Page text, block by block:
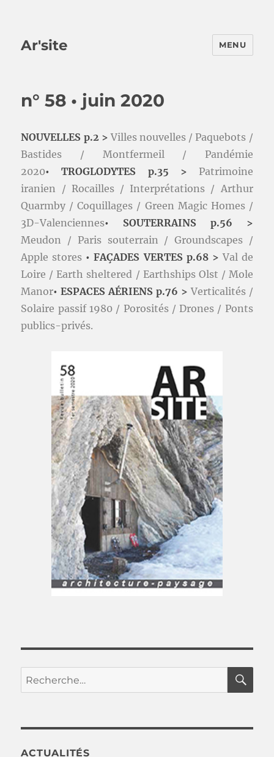
Ar'site MENU
n° 58 • juin 2020
NOUVELLES p.2 >Villes nouvelles / Paquebots /
Bastides / Montfermeil / Pandémie
2020• TROGLODYTES p.35 > Patrimoine
iranien / Rocailles / Interprétations / Arthur
Quarmby / Coquillages / Green Magic Homes /
3D-Valenciennes• SOUTERRAINS p.56 >
Meudon / Paris souterrain / Groundscapes /
Apple stores • FAÇADES VERTES p.68 >Val de
Loire / Earth sheltered / Earthships Olst / Mole
Manor• ESPACES AÉRIENS p.76 >Verticalités /
Solaire passif 1980 / Porosités / Drones / Ponts
publics-privés.
Recherche
pour :
ACTUALITÉS